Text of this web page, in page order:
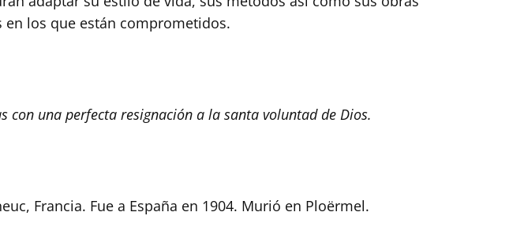
en los que están comprometidos.
con una perfecta resignación a la santa voluntad de Dios.
Francia. Fue a España en 1904. Murió en Ploërmel.